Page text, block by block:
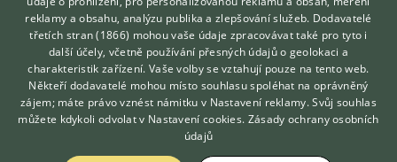
O nás
Kontakt
Možnosti zvýraznění inzerátů
Podmínky užití
Zpracování osobních údajů
Přihlášení
Hledáte zvířecího kamaráda?
Zdarma vám poradí
VETERINÁŘ ONLINE
KONZULTOVAT S
VETERINÁŘEM
reklamy a obsahu, analýzu publika a zlepšování služeb. Dodavatelé
třetích stran (1866) mohou vaše údaje zpracovávat také pro tyto i
další účely, včetně používání přesných údajů o geolokaci a
charakteristik zařízení. Vaše volby se vztahují pouze na tento web.
Někteří dodavatelé mohou místo souhlasu spoléhat na oprávněný
zájem; máte právo vznést námitku v Nastavení reklamy. Svůj souhlas
můžete kdykoli odvolat v Nastavení cookies. Zásady ochrany osobních
údajů